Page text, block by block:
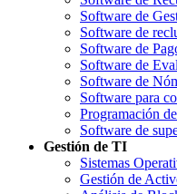
Software de
Software de
Software de
Software de
Software de
Software para
Programación
Software de
Gestión de TI
Sistemas
Gestión de